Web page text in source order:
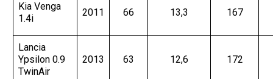
Kia Venga
1.4i
2011 66 13,3 167
Lancia
Ypsilon 0.9
TwinAir
2013 63 12,6 172